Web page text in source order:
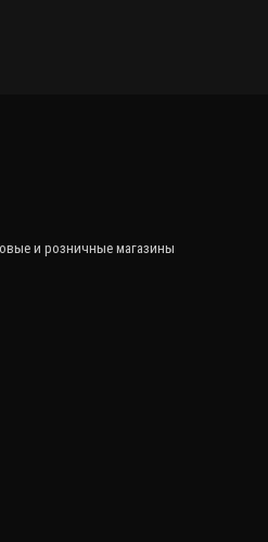
и розничные магазины